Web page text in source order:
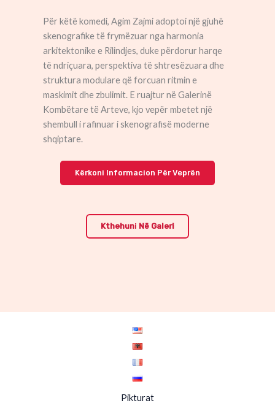
Për këtë komedi, Agim Zajmi adoptoi një gjuhë
skenografike të frymëzuar nga harmonia
arkitektonike e Rilindjes, duke përdorur harqe
të ndriçuara, perspektiva të shtresëzuara dhe
struktura modulare që forcuan ritmin e
maskimit dhe zbulimit. E ruajtur në Galerinë
Kombëtare të Arteve, kjo vepër mbetet një
shembull i rafinuar i skenografisë moderne
shqiptare.
Kërkoni Informacion Për Veprën
KthehunI Në Galeri
Pikturat